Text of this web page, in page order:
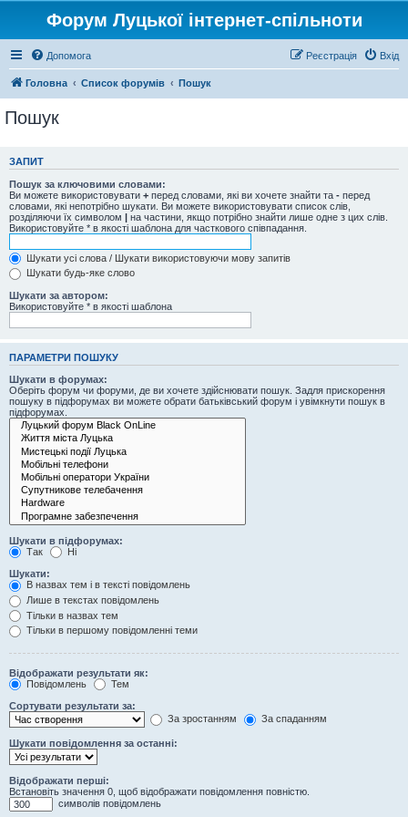
Форум Луцької інтернет-спільноти
Допомога Вхід
Реєстрація
Головна Список форумів Пошук
Пошук
ЗАПИТ
Пошук за ключовими словами:
Ви можете використовувати + перед словами, які ви хочете знайти та - перед
словами, які непотрібно шукати. Ви можете використовувати список слів,
розділяючи їх символом | на частини, якщо потрібно знайти лише одне з цих слів.
Використовуйте * в якості шаблона для часткового співпадання.
Шукати усі слова / Шукати використовуючи мову запитів
Шукати будь-яке слово
Шукати за автором:
Використовуйте * в якості шаблона
ПАРАМЕТРИ ПОШУКУ
Шукати в форумах:
Оберіть форум чи форуми, де ви хочете здійснювати пошук. Задля прискорення
пошуку в підфорумах ви можете обрати батьківський форум і увімкнути пошук в
підфорумах.
Шукати в підфорумах:
Так
Ні
Шукати:
В назвах тем і в тексті повідомлень
Лише в текстах повідомлень
Тільки в назвах тем
Тільки в першому повідомленні теми
Відображати результати як:
Повідомлень
Тем
Сортувати результати за:
За зростанням
За спаданням
Шукати повідомлення за останні:
Відображати перші:
Встановіть значення 0, щоб відображати повідомлення повністю.
символів повідомлень